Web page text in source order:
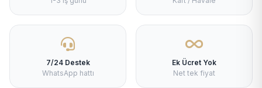
7/24 Destek
WhatsApp hattı
Ek Ücret Yok
Net tek fiyat